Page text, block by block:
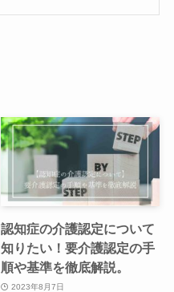
認知症の介護認定について
知りたい！要介護認定の手
順や基準を徹底解説。
2023年8月7日